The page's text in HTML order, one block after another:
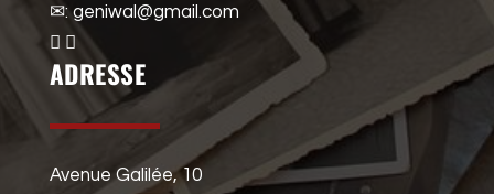
✉: geniwal@gmail.com
ADRESSE
Avenue Galilée, 10